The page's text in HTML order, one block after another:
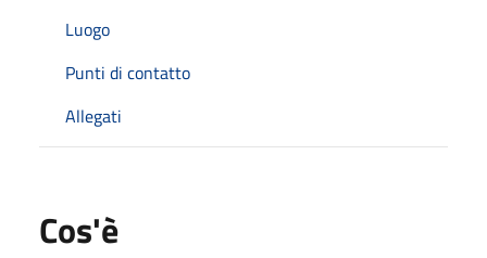
Luogo
Punti di contatto
Allegati
Cos'è